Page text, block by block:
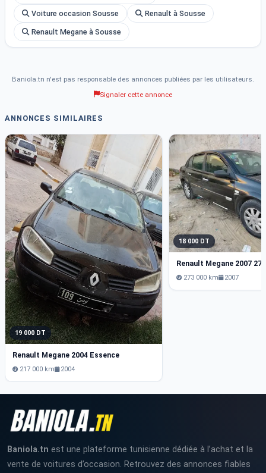
Voiture occasion Sousse Renault à Sousse
Renault Megane à Sousse
Baniola.tn n'est pas responsable des annonces publiées par les utilisateurs.
Signaler cette annonce
ANNONCES SIMILAIRES
19 000 DT
Renault Megane 2004 Essence
217 000 km 2004
18 000 DT
Renault Megane 2007
273 000 km 2007
Baniola.tn est une plateforme tunisienne dédiée à l’achat et la
vente de voitures d’occasion. Retrouvez des annonces fiables